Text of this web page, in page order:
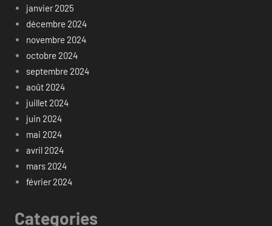
janvier 2025
décembre 2024
novembre 2024
octobre 2024
septembre 2024
août 2024
juillet 2024
juin 2024
mai 2024
avril 2024
mars 2024
février 2024
Categories